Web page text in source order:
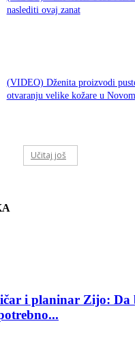
naslediti ovaj zanat
(VIDEO) Dženita proizvodi
otvaranju velike kožare u
Učitaj još
i planinar Zijo: Da